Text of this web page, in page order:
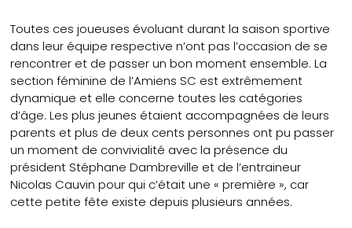
Toutes ces joueuses évoluant durant la saison sportive
dans leur équipe respective n’ont pas l’occasion de se
rencontrer et de passer un bon moment ensemble. La
section féminine de l’Amiens SC est extrêmement
dynamique et elle concerne toutes les catégories
d’âge. Les plus jeunes étaient accompagnées de leurs
parents et plus de deux cents personnes ont pu passer
un moment de convivialité avec la présence du
président Stéphane Dambreville et de l’entraineur
Nicolas Cauvin pour qui c’était une « première », car
cette petite fête existe depuis plusieurs années.